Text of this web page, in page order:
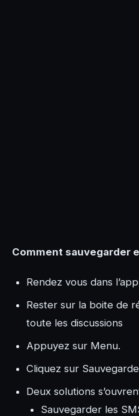
Comment sauvegarder
Rendez vous dans
Rester sur la boite de
toute les discussions
Appuyez sur Menu.
Cliquez sur
Deux solutions
Sauvegarder les